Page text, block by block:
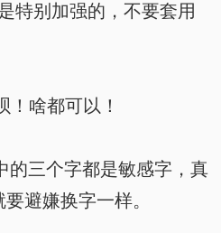
特别加强的，不要套用
啥都可以！
三个字都是敏感字，真
避嫌换字一样。